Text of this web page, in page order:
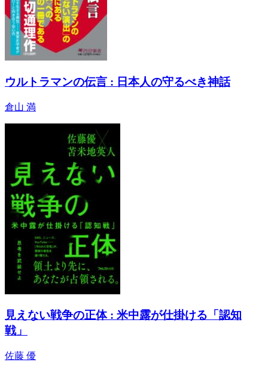
ウルトラマンの伝言 : 日本人の守るべき神話
倉山 満
見えない戦争の正体 : 米中露が仕掛ける「認知
戦」
佐藤 優